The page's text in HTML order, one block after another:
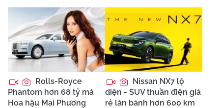
Rolls-Royce
Phantom hơn 68 tỷ mà
Hoa hậu Mai Phương
Nissan NX7 lộ
diện - SUV thuần điện giá
rẻ lăn bánh hơn 600 km